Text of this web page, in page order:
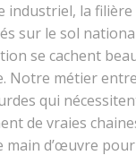
industriel, la filière
sur le sol
se cachent
Notre métier
qui
de vraies
main d’œuvre